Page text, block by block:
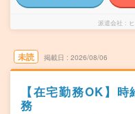
派遣会社
未読 掲載日 2026/08/06
【在宅勤務OK】
務